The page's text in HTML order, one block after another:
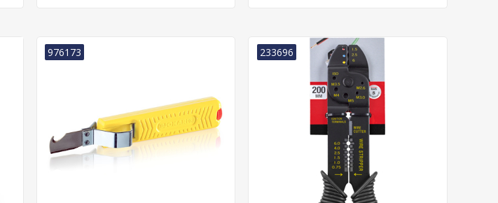
976173 233696